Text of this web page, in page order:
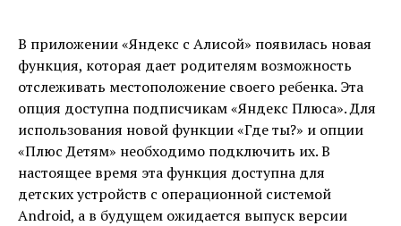
В приложении «Яндекс с Алисой» появилась новая
функция, которая дает родителям возможность
отслеживать местоположение своего ребенка. Эта
опция доступна подписчикам «Яндекс Плюса». Для
использования новой функции «Где ты?» и опции
«Плюс Детям» необходимо подключить их. В
настоящее время эта функция доступна для
детских устройств с операционной системой
Android, а в будущем ожидается выпуск версии